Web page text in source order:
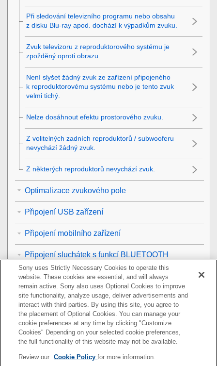
Při sledování televizního programu nebo obsahu
z disku Blu-ray apod. dochází k výpadkům zvuku.
Zvuk televizoru z reproduktorového systému je
zpožděný oproti obrazu.
Není slyšet žádný zvuk ze zařízení připojeného
k reproduktorovému systému nebo je tento zvuk
velmi tichý.
Nelze dosáhnout efektu prostorového zvuku.
Z volitelných zadních reproduktorů / subwooferu
nevychází žádný zvuk.
Z některých reproduktorů nevychází zvuk.
Optimalizace zvukového pole
Připojení USB zařízení
Připojení mobilního zařízení
Připojení sluchátek s funkcí BLUETOOTH
Připojení k bezdrátové síti LAN
Připojení k internetu
Dálkové ovládání
Volitelné reproduktory
Ostatní
Sony uses Strictly Necessary Cookies to operate this
website. These cookies are essential, and will always
remain active. Sony also uses Optional Cookies to improve
site functionality, analyze usage, deliver advertisements and
interact with third parties. By using this site, you agree to
the placement of Optional Cookies. You can manage your
cookie preferences at any time by clicking "Customize
Cookies" Depending on your selected cookie preferences,
the full functionality of this website may not be available.
Review our Cookie Policyfor more information.